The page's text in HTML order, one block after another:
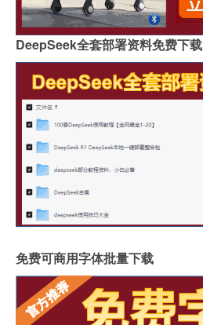
DeepSeek全套部署资料免费下载
免费可商用字体批量下载